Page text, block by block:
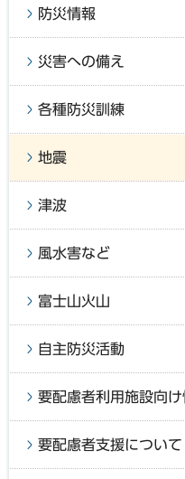
防災情報
災害への備え
各種防災訓練
地震
津波
風水害など
富士山火山
自主防災活動
要配慮者利用施設向け
要配慮者支援について